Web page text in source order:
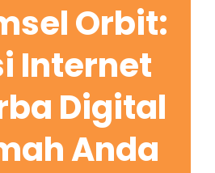
Orbit:
Internet
Digital
Anda